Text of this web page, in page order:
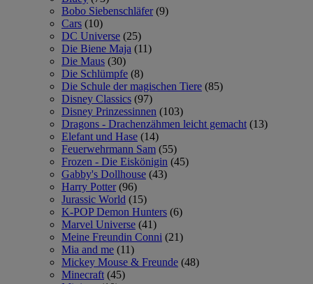
Bobo Siebenschläfer (9)
Cars (10)
DC Universe (25)
Die Biene Maja (11)
Die Maus (30)
Die Schlümpfe (8)
Die Schule der magischen Tiere (85)
Disney Classics (97)
Disney Prinzessinnen (103)
Dragons - Drachenzähmen leicht gemacht (13)
Elefant und Hase (14)
Feuerwehrmann Sam (55)
Frozen - Die Eiskönigin (45)
Gabby's Dollhouse (43)
Harry Potter (96)
Jurassic World (15)
K-POP Demon Hunters (6)
Marvel Universe (41)
Meine Freundin Conni (21)
Mia and me (11)
Mickey Mouse & Freunde (48)
Minecraft (45)